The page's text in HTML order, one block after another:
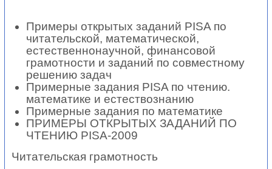
Примеры открытых заданий PISA по
читательской, математической,
естественнонаучной, финансовой
грамотности и заданий по совместному
решению задач
Примерные задания PISA по чтению.
математике и естествознанию
Примерные задания по математике
ПРИМЕРЫ ОТКРЫТЫХ ЗАДАНИЙ ПО
ЧТЕНИЮ PISA-2009
Читательская грамотность